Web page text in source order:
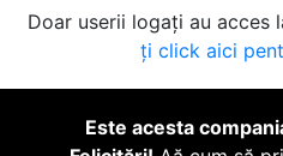
Doar userii logați au acces
ți click aici
Este acesta